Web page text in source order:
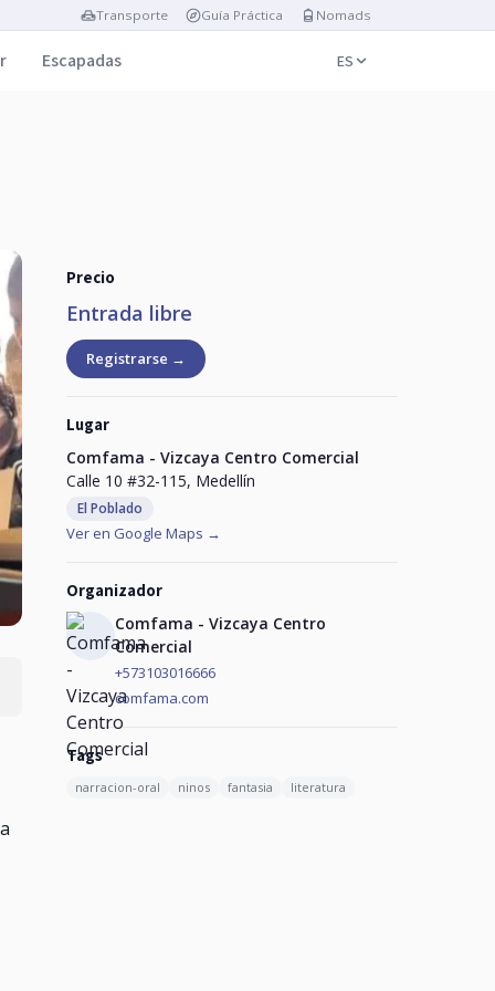
Transporte Guía Práctica Nomads
Escapadas ES
Precio
Entrada libre
Registrarse →
Lugar
Comfama - Vizcaya Centro Comercial
Calle 10 #32-115, Medellín
El Poblado
Ver en Google Maps →
Organizador
Comfama - Vizcaya Centro
Comercial
+573103016666
comfama.com
Tags
narracion-oral ninos fantasia literatura